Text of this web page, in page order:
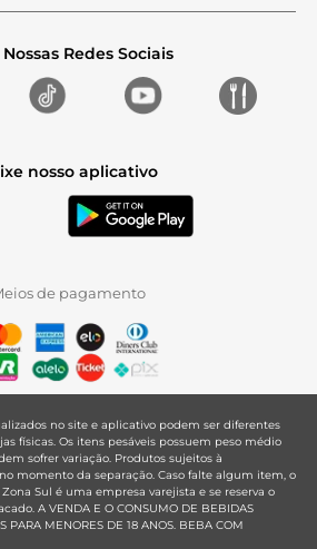
Redes Sociais
nosso aplicativo
de pagamento
no site e aplicativo podem ser diferentes
físicas. Os itens pesáveis possuem peso médio
sofrer variação. Produtos sujeitos à
momento da separação. Caso falte algum item, o
Sul é uma empresa varejista e se reserva o
A VENDA E O CONSUMO DE BEBIDAS
PARA MENORES DE 18 ANOS. BEBA COM